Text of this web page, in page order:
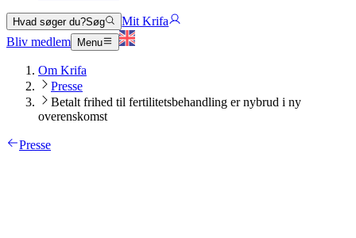
Hvad søger du?Søg
Mit Krifa
Bliv medlem
Menu
Om Krifa
Presse
Betalt frihed til fertilitetsbehandling er nybrud i ny
overenskomst
Presse